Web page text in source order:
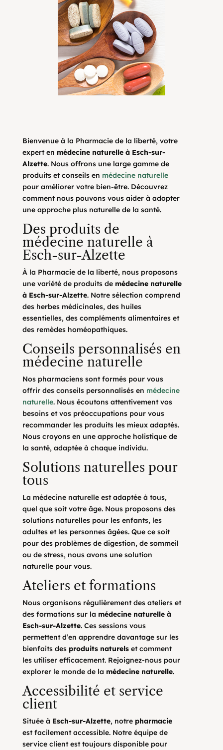
Bienvenue à la Pharmacie de la liberté, votre
expert en médecine naturelle à Esch-sur-
Alzette. Nous offrons une large gamme de
produits et conseils en médecine naturelle
pour améliorer votre bien-être. Découvrez
comment nous pouvons vous aider à adopter
une approche plus naturelle de la santé.
Des produits de
médecine naturelle à
Esch-sur-Alzette
À la Pharmacie de la liberté, nous proposons
une variété de produits de médecine naturelle
à Esch-sur-Alzette. Notre sélection comprend
des herbes médicinales, des huiles
essentielles, des compléments alimentaires et
des remèdes homéopathiques.
Conseils personnalisés en
médecine naturelle
Nos pharmaciens sont formés pour vous
offrir des conseils personnalisés en médecine
naturelle. Nous écoutons attentivement vos
besoins et vos préoccupations pour vous
recommander les produits les mieux adaptés.
Nous croyons en une approche holistique de
la santé, adaptée à chaque individu.
Solutions naturelles pour
tous
La médecine naturelle est adaptée à tous,
quel que soit votre âge. Nous proposons des
solutions naturelles pour les enfants, les
adultes et les personnes âgées. Que ce soit
pour des problèmes de digestion, de sommeil
ou de stress, nous avons une solution
naturelle pour vous.
Ateliers et formations
Nous organisons régulièrement des ateliers et
des formations sur la médecine naturelle à
Esch-sur-Alzette. Ces sessions vous
permettent d’en apprendre davantage sur les
bienfaits desproduits naturelset comment
les utiliser efficacement. Rejoignez-nous pour
explorer le monde de la médecine naturelle.
Accessibilité et service
client
Située à Esch-sur-Alzette, notrepharmacie
est facilement accessible. Notre équipe de
service client est toujours disponible pour